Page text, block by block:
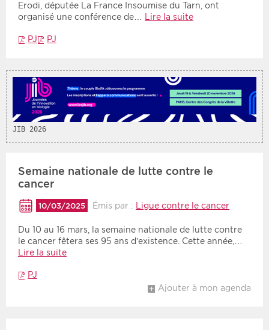
Erodi, députée La France Insoumise du Tarn, ont
organisé une conférence de…
Lire la suite
PJ PJ
JIB 2026
Semaine nationale de lutte contre le
cancer
10/03/2025 Émis par : Ligue contre le cancer
Du 10 au 16 mars, la semaine nationale de lutte contre
le cancer fêtera ses 95 ans d’existence. Cette année,…
Lire la suite
PJ
Ajouter à mon agenda